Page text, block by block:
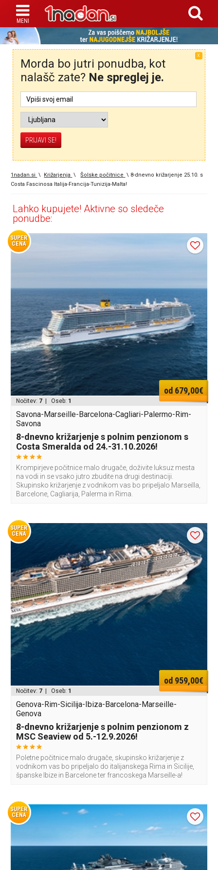
X
Morda bo jutri ponudba, kot
nalašč zate? Ne spreglej je.
1nadan.si \ Križarjenja \ Šolske počitnice \ 8-dnevno križarjenje 25.10. s
Costa Fascinosa Italija-Francija-Tunizija-Malta!
Lahko kupujete! Aktivne so sledeče
ponudbe:
SUPER
CENA
od 679,00€
Nočitev: 7 | Oseb: 1
Savona-Marseille-Barcelona-Cagliari-Palermo-Rim-
Savona
8-dnevno križarjenje s polnim penzionom s
Costa Smeralda od 24.-31.10.2026!
Krompirjeve počitnice malo drugače, doživite luksuz mesta
na vodi in se vsako jutro zbudite na drugi destinaciji.
Skupinsko križarjenje z vodnikom vas bo pripeljalo Marseilla,
Barcelone, Cagliarija, Palerma in Rima.
SUPER
CENA
od 959,00€
Nočitev: 7 | Oseb: 1
Genova-Rim-Sicilija-Ibiza-Barcelona-Marseille-
Genova
8-dnevno križarjenje s polnim penzionom z
MSC Seaview od 5.-12.9.2026!
Poletne počitnice malo drugače, skupinsko križarjenje z
vodnikom vas bo pripeljalo do italijanskega Rima in Sicilije,
španske Ibize in Barcelone ter francoskega Marseille-a!
SUPER
CENA